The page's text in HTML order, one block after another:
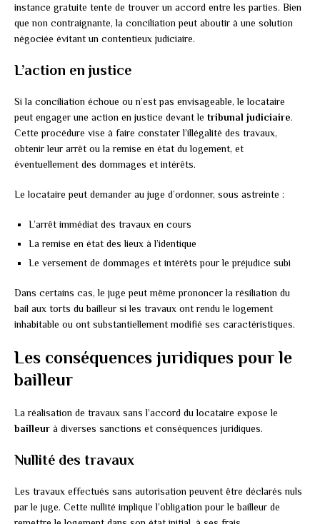
instance gratuite tente de trouver un accord entre les parties. Bien
que non contraignante, la conciliation peut aboutir à une solution
négociée évitant un contentieux judiciaire.
L’action en justice
Si la conciliation échoue ou n’est pas envisageable, le locataire
peut engager une action en justice devant le tribunal judiciaire.
Cette procédure vise à faire constater l’illégalité des travaux,
obtenir leur arrêt ou la remise en état du logement, et
éventuellement des dommages et intérêts.
Le locataire peut demander au juge d’ordonner, sous astreinte :
L’arrêt immédiat des travaux en cours
La remise en état des lieux à l’identique
Le versement de dommages et intérêts pour le préjudice subi
Dans certains cas, le juge peut même prononcer la résiliation du
bail aux torts du bailleur si les travaux ont rendu le logement
inhabitable ou ont substantiellement modifié ses caractéristiques.
Les conséquences juridiques pour le
bailleur
La réalisation de travaux sans l’accord du locataire expose le
bailleur à diverses sanctions et conséquences juridiques.
Nullité des travaux
Les travaux effectués sans autorisation peuvent être déclarés nuls
par le juge. Cette nullité implique l’obligation pour le bailleur de